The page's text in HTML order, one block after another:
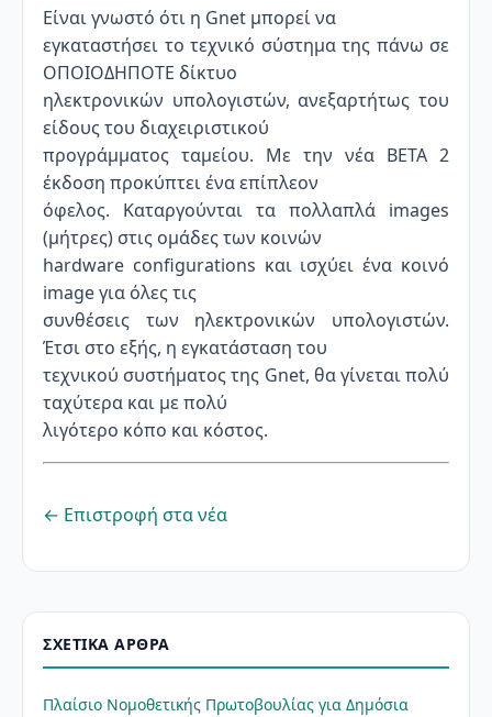
Είναι γνωστό ότι η Gnet μπορεί να
εγκαταστήσει το τεχνικό σύστημα της πάνω σε
ΟΠΟΙΟΔΗΠΟΤΕ δίκτυο
ηλεκτρονικών υπολογιστών, ανεξαρτήτως του
είδους του διαχειριστικού
προγράμματος ταμείου. Με την νέα BETA 2
έκδοση προκύπτει ένα επίπλεον
όφελος. Καταργούνται τα πολλαπλά images
(μήτρες) στις ομάδες των κοινών
hardware configurations και ισχύει ένα κοινό
image για όλες τις
συνθέσεις των ηλεκτρονικών υπολογιστών.
Έτσι στο εξής, η εγκατάσταση του
τεχνικού συστήματος της Gnet, θα γίνεται πολύ
ταχύτερα και με πολύ
λιγότερο κόπο και κόστος.
← Επιστροφή στα νέα
ΣΧΕΤΙΚΆ ΆΡΘΡΑ
Πλαίσιο Νομοθετικής Πρωτοβουλίας για Δημόσια